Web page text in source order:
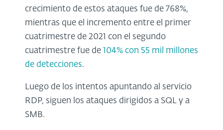
crecimiento de estos ataques fue de 768%,
mientras que el incremento entre el primer
cuatrimestre de 2021 con el segundo
cuatrimestre fue de 104% con 55 mil millones
de detecciones.
Luego de los intentos apuntando al servicio
RDP, siguen los ataques dirigidos a SQL y a
SMB.